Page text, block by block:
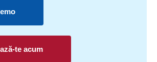
te acum